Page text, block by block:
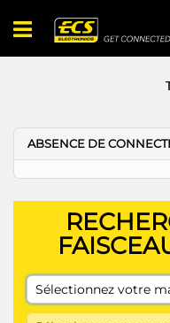
to
Content
ABSENCE DE